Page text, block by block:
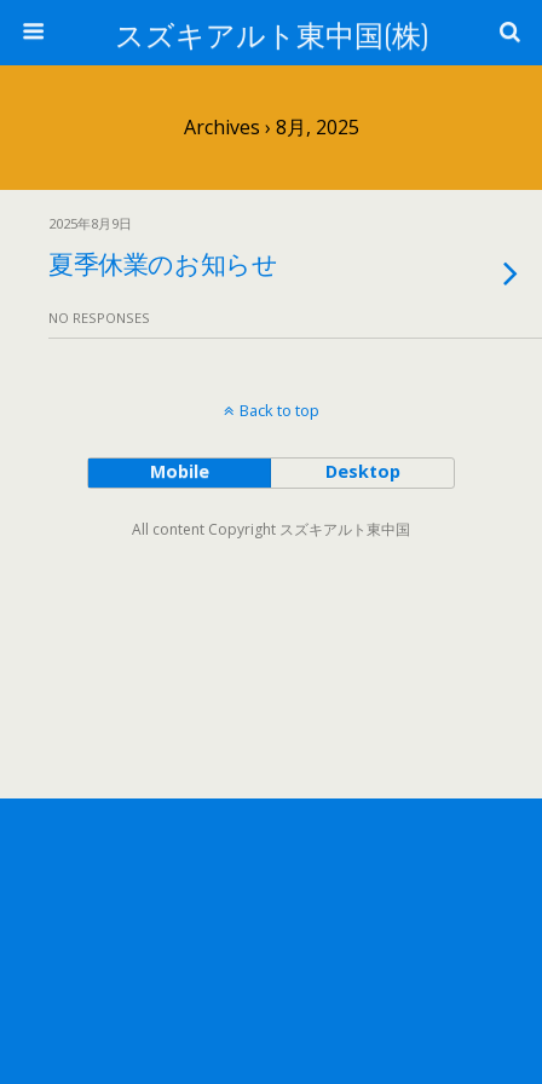
スズキアルト東中国(株)
Archives › 8月, 2025
2025年8月9日
夏季休業のお知らせ
NO RESPONSES
Back to top
Mobile Desktop
All content Copyright スズキアルト東中国